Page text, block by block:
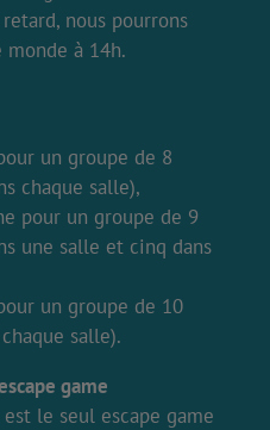
nous pourrons
à 14h.
un groupe de 8
chaque salle),
pour un groupe de 9
une salle et cinq dans
un groupe de 10
salle).
game
est le seul escape game